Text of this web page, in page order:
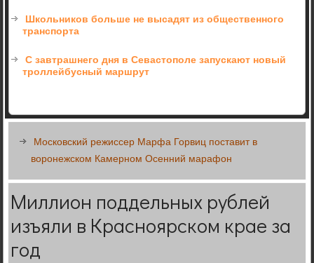
Школьников больше не высадят из общественного
транспорта
С завтрашнего дня в Севастополе запускают новый
троллейбусный маршрут
Московский режиссер Марфа Горвиц поставит в
воронежском Камерном Осенний марафон
Миллион поддельных рублей
изъяли в Красноярском крае за
год